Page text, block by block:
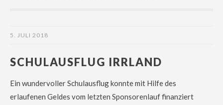
5. JULI 2018
SCHULAUSFLUG IRRLAND
Ein wundervoller Schulausflug konnte mit Hilfe des
erlaufenen Geldes vom letzten Sponsorenlauf finanziert